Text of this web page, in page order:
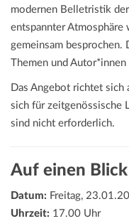
modernen Belletristik
entspannter
gemeinsam besprochen.
Themen und
Das Angebot richtet sich
sich für zeitgenössische
sind nicht erforderlich.
Auf einen Blick
Datum: Freitag,
Uhrzeit: 17.00 Uhr